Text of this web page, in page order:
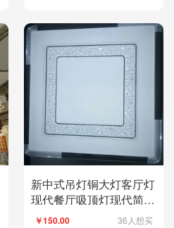
新中式吊灯铜大灯客厅灯
现代餐厅吸顶灯现代简约
家用房间灯吸顶灯
￥150.00 36人想买